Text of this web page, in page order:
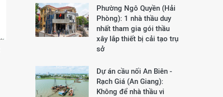
Phường Ngô Quyền (Hải
Phòng): 1 nhà thầu duy
nhất tham gia gói thầu
xây lắp thiết bị cải tạo trụ
sở
Dự án cầu nối An Biên -
Rạch Giá (An Giang):
Không để nhà thầu vi